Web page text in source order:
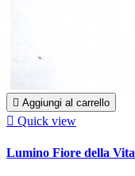
 Aggiungi al carrello
 Quick view
Lumino Fiore della